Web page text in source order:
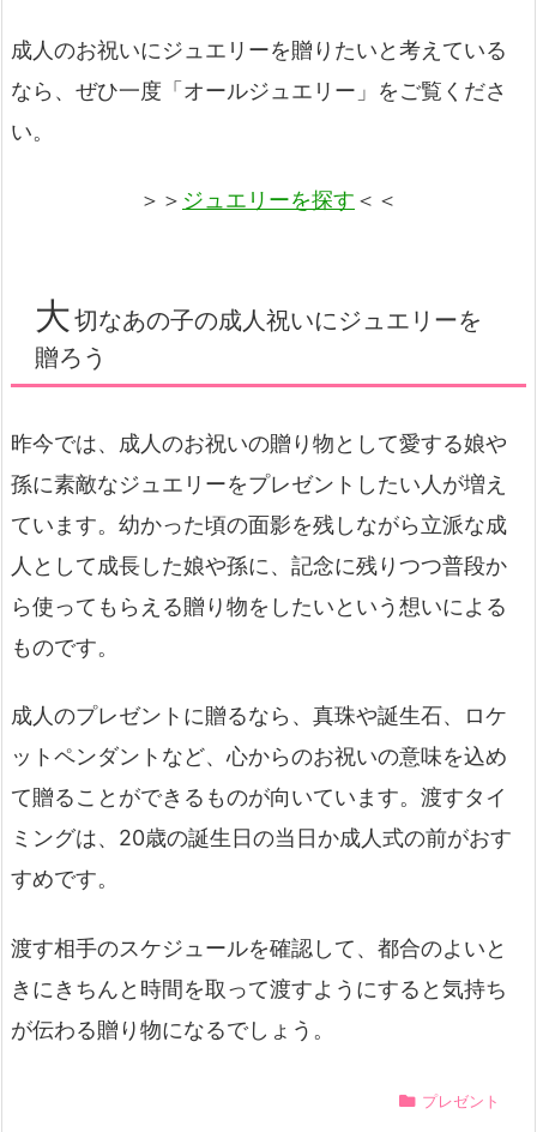
成人のお祝いにジュエリーを贈りたいと考えている
なら、ぜひ一度「オールジュエリー」をご覧くださ
い。
＞＞ ジュエリーを探す ＜＜
大切なあの子の成人祝いにジュエリーを
贈ろう
昨今では、成人のお祝いの贈り物として愛する娘や
孫に素敵なジュエリーをプレゼントしたい人が増え
ています。幼かった頃の面影を残しながら立派な成
人として成長した娘や孫に、記念に残りつつ普段か
ら使ってもらえる贈り物をしたいという想いによる
ものです。
成人のプレゼントに贈るなら、真珠や誕生石、ロケ
ットペンダントなど、心からのお祝いの意味を込め
て贈ることができるものが向いています。渡すタイ
ミングは、20歳の誕生日の当日か成人式の前がおす
すめです。
渡す相手のスケジュールを確認して、都合のよいと
きにきちんと時間を取って渡すようにすると気持ち
が伝わる贈り物になるでしょう。
プレゼント